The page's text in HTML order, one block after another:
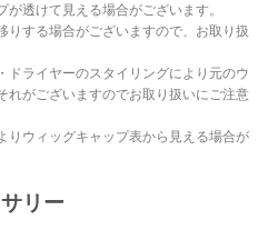
透けて見える場合がございます。
りする場合がございますので、お取り扱
ドライヤーのスタイリングにより元のウ
れがございますのでお取り扱いにご注意
りウィッグキャップ表から見える場合が
リー